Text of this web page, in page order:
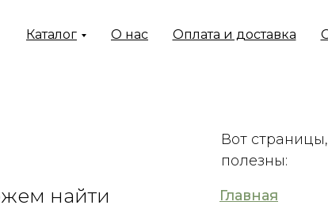
О нас Оплата и доставка
Каталог
найти
Вот
полезны:
Главная